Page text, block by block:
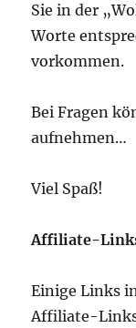
Sie in der
Worte
vorkommen.
Bei Fragen
aufnehmen…
Viel Spaß!
Affiliate-
Einige Links
Affiliate-